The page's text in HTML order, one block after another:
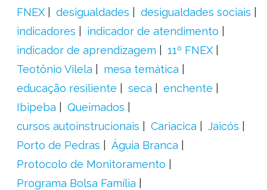
FNEX
desigualdades
desigualdades sociais
indicadores
indicador de atendimento
indicador de aprendizagem
11º FNEX
Teotônio Vilela
mesa temática
educação resiliente
seca
enchente
Ibipeba
Queimados
cursos autoinstrucionais
Cariacica
Jaicós
Porto de Pedras
Águia Branca
Protocolo de Monitoramento
Programa Bolsa Família